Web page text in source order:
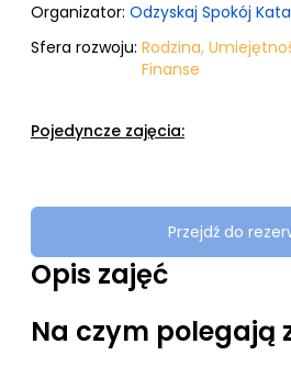
Organizator: Odzyskaj Spokój
Sfera rozwoju: Rodzina,
Finanse
Pojedyncze zajęcia:
Przejdź do
Opis zajęć
Na czym polegają